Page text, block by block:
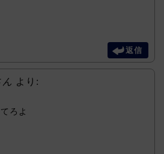
返信
より:
ろよ